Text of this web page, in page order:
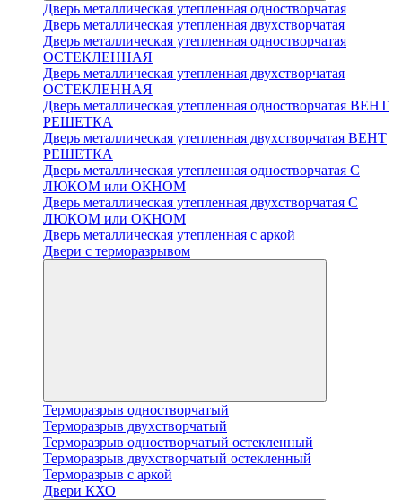
Дверь металлическая утепленная одностворчатая
Дверь металлическая утепленная двухстворчатая
Дверь металлическая утепленная одностворчатая
ОСТЕКЛЕННАЯ
Дверь металлическая утепленная двухстворчатая
ОСТЕКЛЕННАЯ
Дверь металлическая утепленная одностворчатая ВЕНТ
РЕШЕТКА
Дверь металлическая утепленная двухстворчатая ВЕНТ
РЕШЕТКА
Дверь металлическая утепленная одностворчатая С
ЛЮКОМ или ОКНОМ
Дверь металлическая утепленная двухстворчатая С
ЛЮКОМ или ОКНОМ
Дверь металлическая утепленная с аркой
Двери с терморазрывом
Терморазрыв одностворчатый
Терморазрыв двухстворчатый
Терморазрыв одностворчатый остекленный
Терморазрыв двухстворчатый остекленный
Терморазрыв с аркой
Двери КХО